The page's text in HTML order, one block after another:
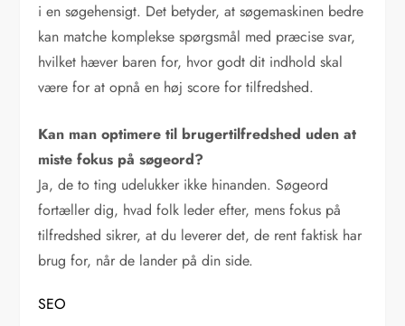
i en søgehensigt. Det betyder, at søgemaskinen bedre
kan matche komplekse spørgsmål med præcise svar,
hvilket hæver baren for, hvor godt dit indhold skal
være for at opnå en høj score for tilfredshed.
Kan man optimere til brugertilfredshed uden at
miste fokus på søgeord?
Ja, de to ting udelukker ikke hinanden. Søgeord
fortæller dig, hvad folk leder efter, mens fokus på
tilfredshed sikrer, at du leverer det, de rent faktisk har
brug for, når de lander på din side.
SEO